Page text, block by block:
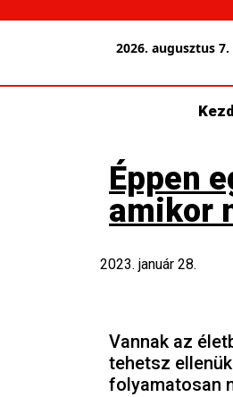
2026. augusztus
Éppen
amikor
2023. január 28.
Vannak az
tehetsz
folyamatosan